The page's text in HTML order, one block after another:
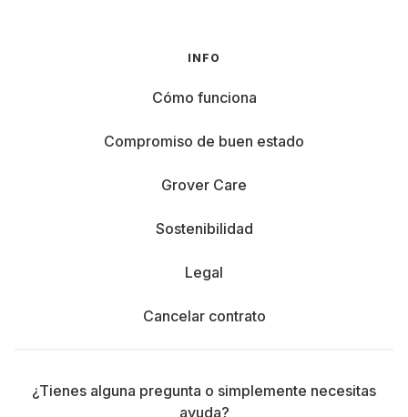
INFO
Cómo funciona
Compromiso de buen estado
Grover Care
Sostenibilidad
Legal
Cancelar contrato
¿Tienes alguna pregunta o simplemente necesitas
ayuda?